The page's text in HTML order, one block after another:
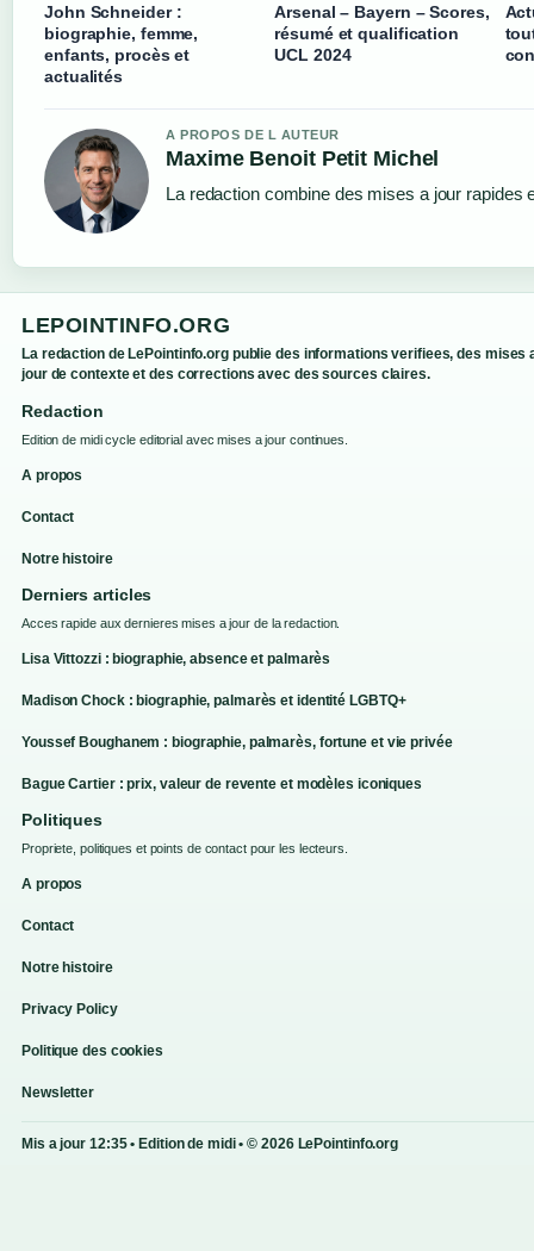
John Schneider :
biographie, femme,
enfants, procès et
actualités
Arsenal – Bayern – Scores,
résumé et qualification
UCL 2024
A PROPOS DE L AUTEUR
Maxime Benoit Petit Michel
La redaction combine des mises a jour rapides
LEPOINTINFO.ORG
La redaction de LePointinfo.org publie des informations verifiees, des mises
jour de contexte et des corrections avec des sources claires.
Redaction
Edition de midi cycle editorial avec mises a jour continues.
A propos
Contact
Notre histoire
Derniers articles
Acces rapide aux dernieres mises a jour de la redaction.
Lisa Vittozzi : biographie, absence et palmarès
Madison Chock : biographie, palmarès et identité LGBTQ+
Youssef Boughanem : biographie, palmarès, fortune et vie privée
Bague Cartier : prix, valeur de revente et modèles iconiques
Politiques
Propriete, politiques et points de contact pour les lecteurs.
A propos
Contact
Notre histoire
Privacy Policy
Politique des cookies
Newsletter
Mis a jour 12:35 • Edition de midi • © 2026 LePointinfo.org